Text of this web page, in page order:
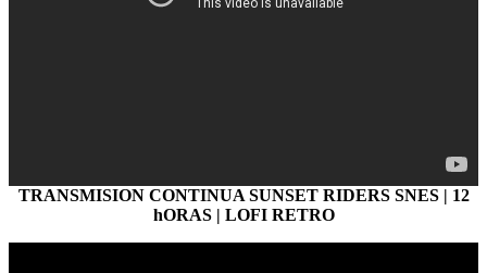
TRANSMISION CONTINUA SUNSET RIDERS SNES | 12
hORAS | LOFI RETRO